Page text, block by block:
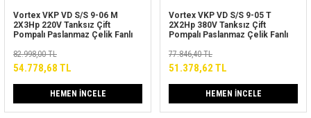
Vortex VKP VD S/S 9-06 M
2X3Hp 220V Tanksız Çift
Pompalı Paslanmaz Çelik Fanlı
82.998,00 TL
54.778,68 TL
HEMEN İNCELE
Vortex VKP VD S/S 9-05 T
2X2Hp 380V Tanksız Çift
Pompalı Paslanmaz Çelik Fanlı
77.846,40 TL
51.378,62 TL
HEMEN İNCELE